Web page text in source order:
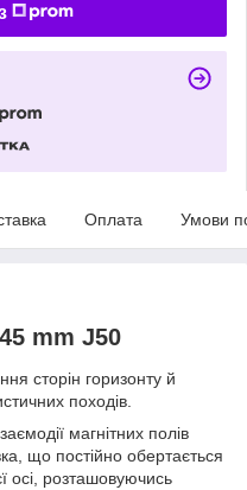
Оплата Умови
mm J50
сторін горизонту й
походів.
магнітних полів
що постійно обертається
осі, розташовуючись